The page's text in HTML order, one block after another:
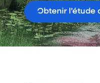
Obtenir l’étude